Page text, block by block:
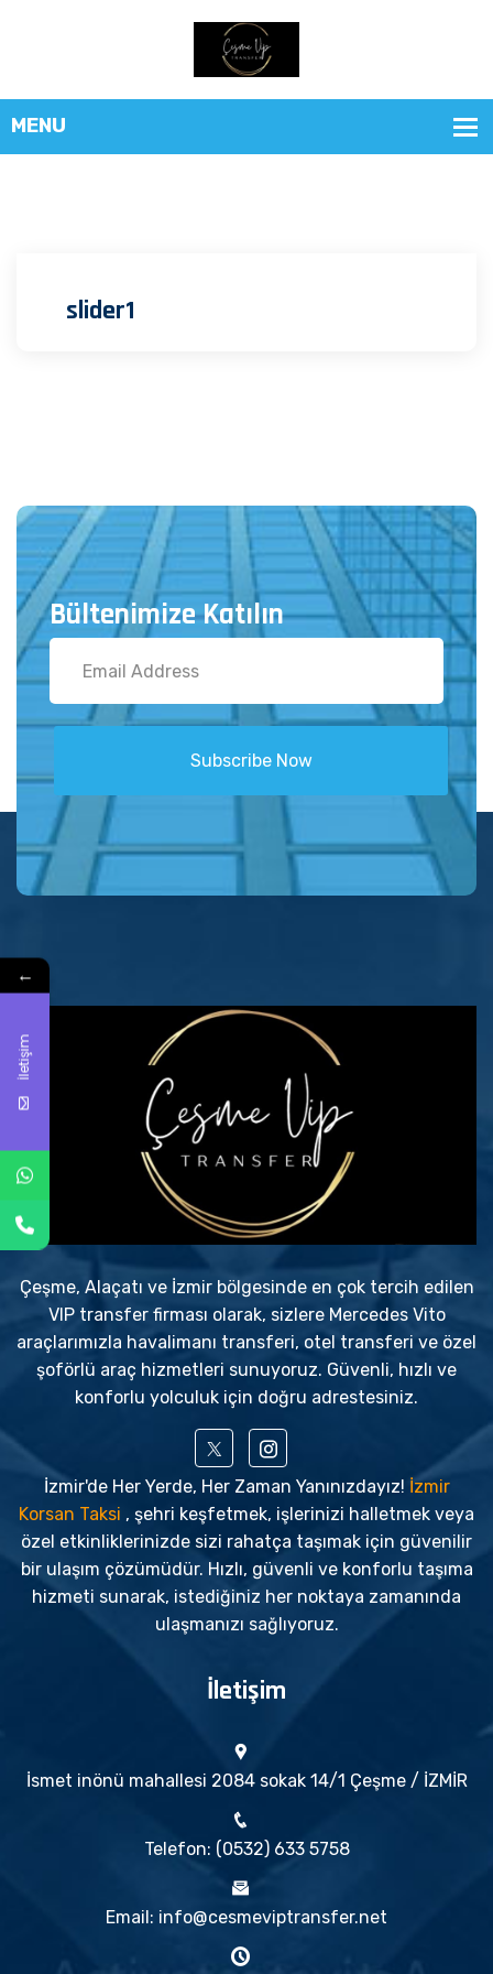
slider1
Bültenimize Katılın
Subscribe Now
Çeşme, Alaçatı ve İzmir bölgesinde en çok tercih edilen
VIP transfer firması olarak, sizlere Mercedes Vito
araçlarımızla havalimanı transferi, otel transferi ve özel
şoförlü araç hizmetleri sunuyoruz. Güvenli, hızlı ve
konforlu yolculuk için doğru adrestesiniz.
İzmir'de Her Yerde, Her Zaman Yanınızdayız! İzmir
Korsan Taksi , şehri keşfetmek, işlerinizi halletmek veya
özel etkinliklerinizde sizi rahatça taşımak için güvenilir
bir ulaşım çözümüdür. Hızlı, güvenli ve konforlu taşıma
hizmeti sunarak, istediğiniz her noktaya zamanında
ulaşmanızı sağlıyoruz.
İletişim
İsmet inönü mahallesi 2084 sokak 14/1 Çeşme / İZMİR
Telefon: (0532) 633 5758
Email: info@cesmeviptransfer.net
←
İletişim